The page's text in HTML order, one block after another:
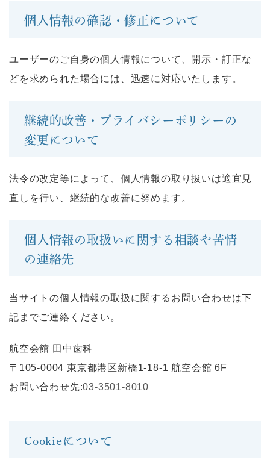
個人情報の確認・修正について
ユーザーのご自身の個人情報について、開示・訂正な
どを求められた場合には、迅速に対応いたします。
継続的改善・プライバシーポリシーの
変更について
法令の改定等によって、個人情報の取り扱いは適宜見
直しを行い、継続的な改善に努めます。
個人情報の取扱いに関する相談や苦情
の連絡先
当サイトの個人情報の取扱に関するお問い合わせは下
記までご連絡ください。
航空会館 田中歯科
〒105-0004 東京都港区新橋1-18-1 航空会館 6F
お問い合わせ先:03-3501-8010
Cookieについて